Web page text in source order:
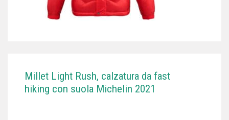
Millet Light Rush, calzatura da fast
hiking con suola Michelin 2021